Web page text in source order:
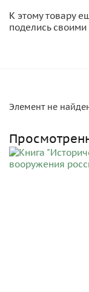
К этому товару
поделись
Элемент не